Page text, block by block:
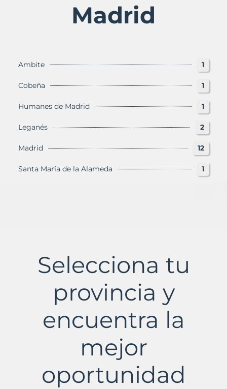
Madrid
Ambite 1
Cobeña 1
Humanes de Madrid 1
Leganés 2
Madrid 12
Santa María de la Alameda 1
Selecciona tu
provincia y
encuentra la
mejor
oportunidad